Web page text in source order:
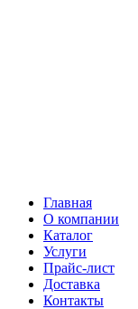
Главная
О компании
Каталог
Услуги
Прайс-лист
Доставка
Контакты